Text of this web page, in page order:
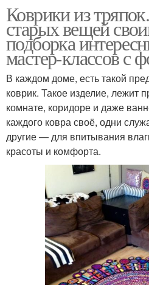
Коврики из
старых вещей
подборка
мастер-классов с
В каждом доме, есть такой
коврик. Такое изделие, лежит
комнате, коридоре и даже
каждого ковра своё, одни
другие — для впитывания
красоты и комфорта.